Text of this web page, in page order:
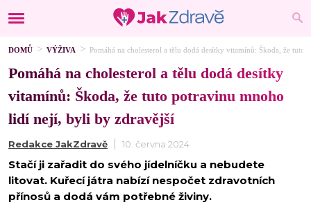
DOMŮ VÝŽIVA Pomáhá na cholesterol a tělu dodá desítky vitamínů: Škoda, že
Pomáhá na cholesterol a tělu dodá desítky
vitamínů: Škoda, že tuto potravinu mnoho
lidí nejí, byli by zdravější
Redakce JakZdravě 10. června 2024
Stačí ji zařadit do svého jídelníčku a nebudete
litovat. Kuřecí játra nabízí nespočet zdravotních
přínosů a dodá vám potřebné živiny.